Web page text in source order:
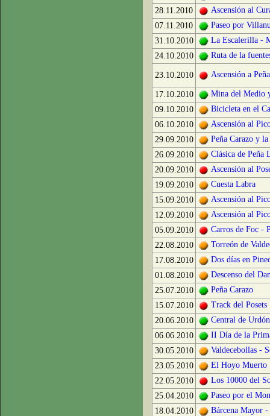
28.11.2010
Ascensión al
07.11.2010
Paseo por
31.10.2010
La Escalerilla -
24.10.2010
Ruta de la
23.10.2010 Ascensión a
17.10.2010
Mina del Medio
09.10.2010
Bicicleta en el
06.10.2010
Ascensión al
29.09.2010
Peña Carazo y
26.09.2010
Clásica de Peña
20.09.2010
Ascensión al
19.09.2010
Cuesta Labra
15.09.2010
Ascensión al
12.09.2010
Ascensión al
05.09.2010
Carros de Foc -
22.08.2010
Torreón de
17.08.2010
Dos días en
01.08.2010
Descenso del
25.07.2010
Peña Carazo
15.07.2010
Track del Posets
20.06.2010
Central de
06.06.2010
II Día de la
30.05.2010
Valdecebollas -
23.05.2010
El Hoyo Muerto
22.05.2010
Los 10000 del
25.04.2010
Paseo por el
18.04.2010
Bárcena Mayor -